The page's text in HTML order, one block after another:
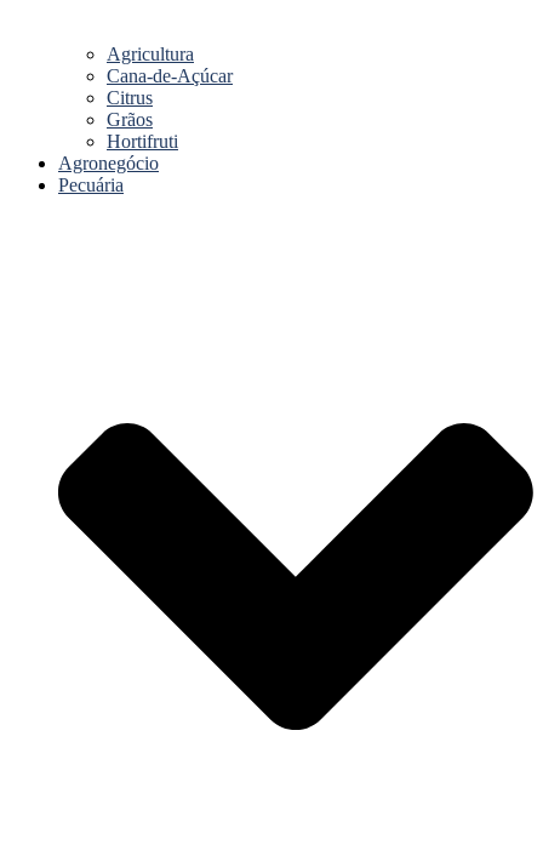
Agricultura
Cana-de-Açúcar
Citrus
Grãos
Hortifruti
Agronegócio
Pecuária